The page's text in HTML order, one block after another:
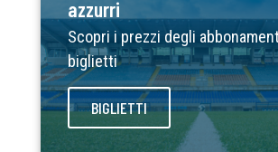
azzurri
Scopri i prezzi degli
biglietti
BIGLIETTI